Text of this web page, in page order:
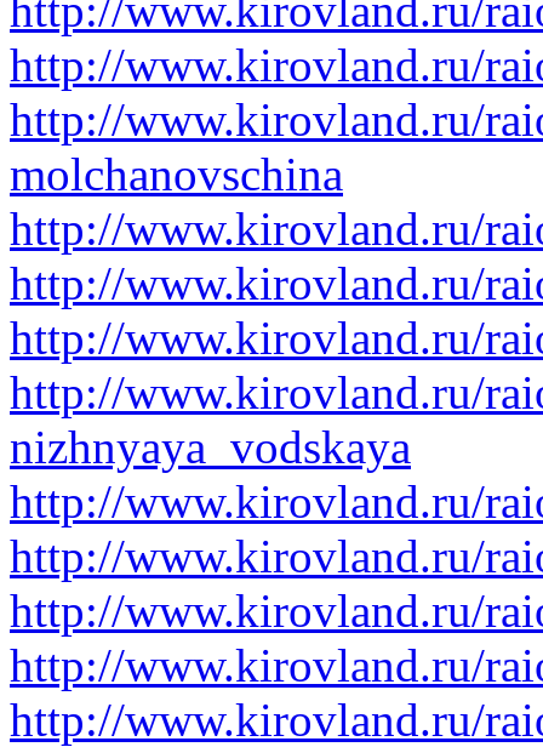
http://www.kirovland.ru/
http://www.kirovland.ru/
molchanovschina
http://www.kirovland.ru/
http://www.kirovland.ru/
http://www.kirovland.ru/
http://www.kirovland.ru/
nizhnyaya_vodskaya
http://www.kirovland.ru/
http://www.kirovland.ru/
http://www.kirovland.ru/
http://www.kirovland.ru/
http://www.kirovland.ru/